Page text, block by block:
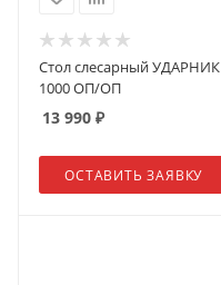
Стол слесарный УДАРНИК
1000 ОП/ОП
13 990 ₽
ОСТАВИТЬ ЗАЯВКУ